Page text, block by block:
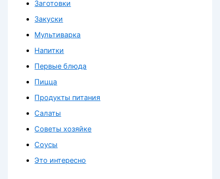
Заготовки
Закуски
Мультиварка
Напитки
Первые блюда
Пицца
Продукты питания
Салаты
Советы хозяйке
Соусы
Это интересно